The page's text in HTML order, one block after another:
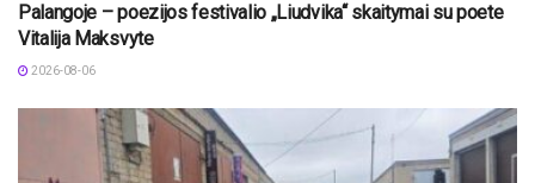
Palangoje – poezijos festivalio „Liudvika“ skaitymai su poete
Vitalija Maksvyte
2026-08-06